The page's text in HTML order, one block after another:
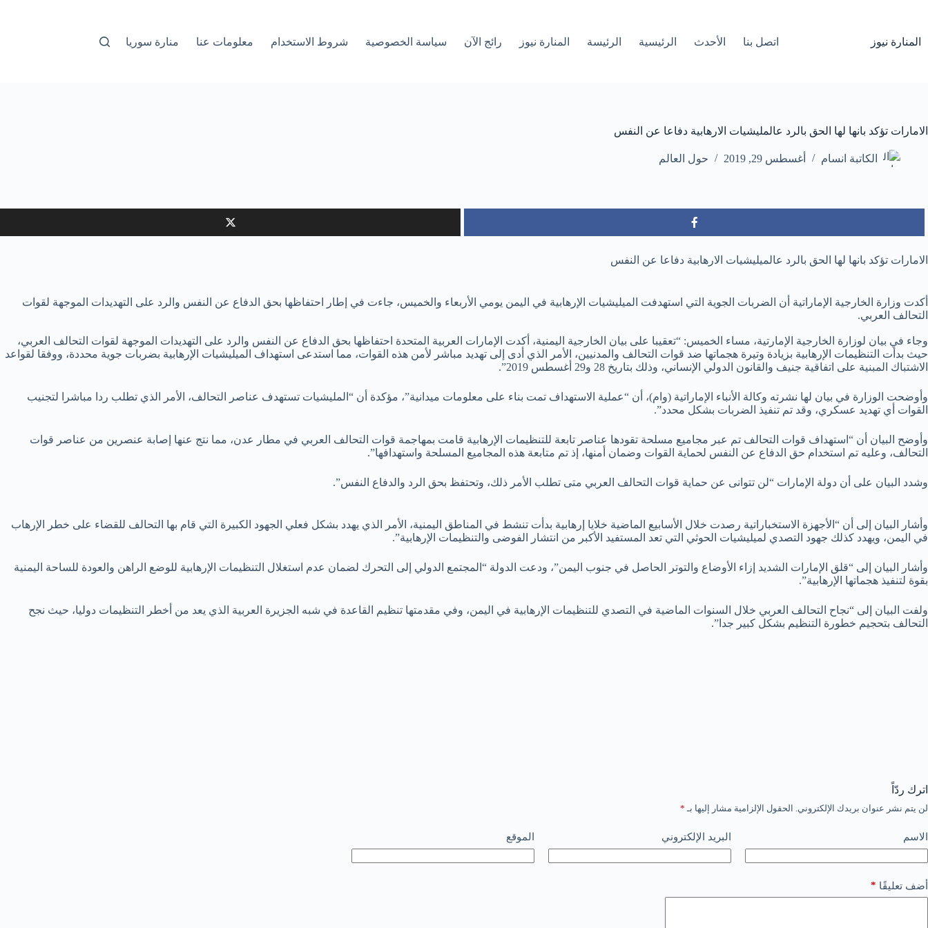
المنارة نيوز اتصل بنا الأحدث الرئيسية الرئیسة المنارة نيوز رائج الآن سياسة الخصوصية شروط الاستخدام معلومات عنا منارة سوريا
الامارات تؤكد بانها لها الحق بالرد عالمليشيات الارهابية دفاعا عن النفس
الكاتبة انسام أغسطس 29, 2019 حول العالم
الامارات تؤكد بانها لها الحق بالرد عالميليشيات الارهابية دفاعا عن النفس
أكدت وزارة الخارجية الإماراتية أن الضربات الجوية التي استهدفت الميليشيات الإرهابية في اليمن يومي الأربعاء والخميس، جاءت في إطار احتفاظها بحق الدفاع عن النفس والرد على التهديدات الموجهة لقوات
التحالف العربي.
وجاء في بيان لوزارة الخارجية الإمارتية، مساء الخميس: “تعقيبا على بيان الخارجية اليمنية، أكدت الإمارات العربية المتحدة احتفاظها بحق الدفاع عن النفس والرد على التهديدات الموجهة لقوات التحالف العربي،
حيث بدأت التنظيمات الإرهابية بزيادة وتيرة هجماتها ضد قوات التحالف والمدنيين، الأمر الذي أدى إلى تهديد مباشر لأمن هذه القوات، مما استدعى استهداف الميليشيات الإرهابية بضربات جوية محددة، ووفقا لقواعد
الاشتباك المبنية على اتفاقية جنيف والقانون الدولي الإنساني، وذلك بتاريخ 28 و29 أغسطس 2019”.
وأوضحت الوزارة في بيان لها نشرته وكالة الأنباء الإماراتية (وام)، أن “عملية الاستهداف تمت بناء على معلومات ميدانية”، مؤكدة أن “المليشيات تستهدف عناصر التحالف، الأمر الذي تطلب ردا مباشرا لتجنيب
القوات أي تهديد عسكري، وقد تم تنفيذ الضربات بشكل محدد”.
وأوضح البيان أن “استهداف قوات التحالف تم عبر مجاميع مسلحة تقودها عناصر تابعة للتنظيمات الإرهابية قامت بمهاجمة قوات التحالف العربي في مطار عدن، مما نتج عنها إصابة عنصرين من عناصر قوات
التحالف، وعليه تم استخدام حق الدفاع عن النفس لحماية القوات وضمان أمنها، إذ تم متابعة هذه المجاميع المسلحة واستهدافها”.
وشدد البيان على أن دولة الإمارات “لن تتوانى عن حماية قوات التحالف العربي متى تطلب الأمر ذلك، وتحتفظ بحق الرد والدفاع النفس”.
وأشار البيان إلى أن “الأجهزة الاستخباراتية رصدت خلال الأسابيع الماضية خلايا إرهابية بدأت تنشط في المناطق اليمنية، الأمر الذي يهدد بشكل فعلي الجهود الكبيرة التي قام بها التحالف للقضاء على خطر الإرهاب
في اليمن، ويهدد كذلك جهود التصدي لميليشيات الحوثي التي تعد المستفيد الأكبر من انتشار الفوضى والتنظيمات الإرهابية”.
وأشار البيان إلى “قلق الإمارات الشديد إزاء الأوضاع والتوتر الحاصل في جنوب اليمن”، ودعت الدولة “المجتمع الدولي إلى التحرك لضمان عدم استغلال التنظيمات الإرهابية للوضع الراهن والعودة للساحة اليمنية
بقوة لتنفيذ هجماتها الإرهابية”.
ولفت البيان إلى “نجاح التحالف العربي خلال السنوات الماضية في التصدي للتنظيمات الإرهابية في اليمن، وفي مقدمتها تنظيم القاعدة في شبه الجزيرة العربية الذي يعد من أخطر التنظيمات دوليا، حيث نجح
التحالف بتحجيم خطورة التنظيم بشكل كبير جدا”.
اترك ردّاً
لن يتم نشر عنوان بريدك الإلكتروني. الحقول الإلزامية مشار إليها بـ *
الاسم البريد الإلكتروني الموقع
أضف تعليقًا *